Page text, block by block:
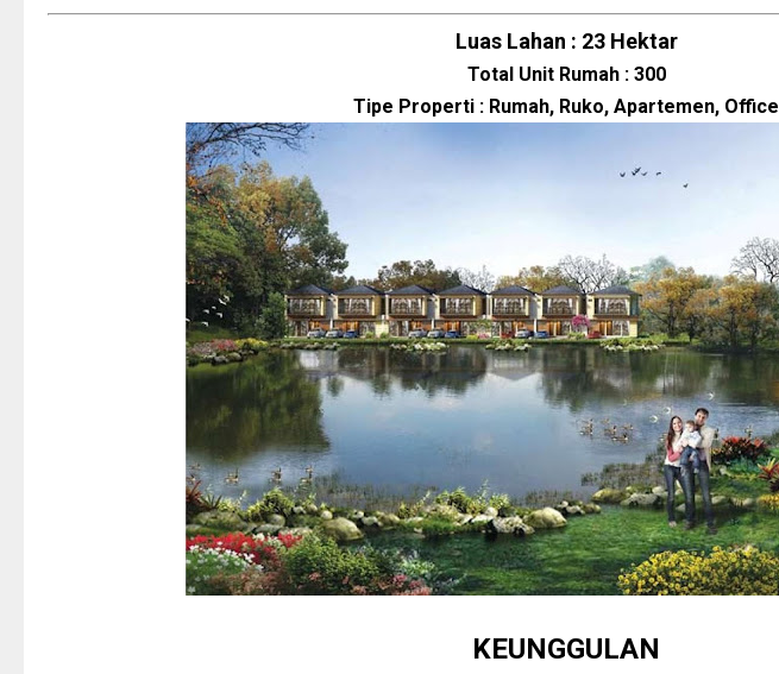
Luas Lahan : 23 Hektar
Total Unit Rumah : 300
Tipe Properti : Rumah, Ruko, Apartemen, Office
KEUNGGULAN